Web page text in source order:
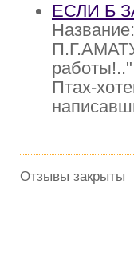
ЕСЛИ Б
Птах-
Отзывы закрыты